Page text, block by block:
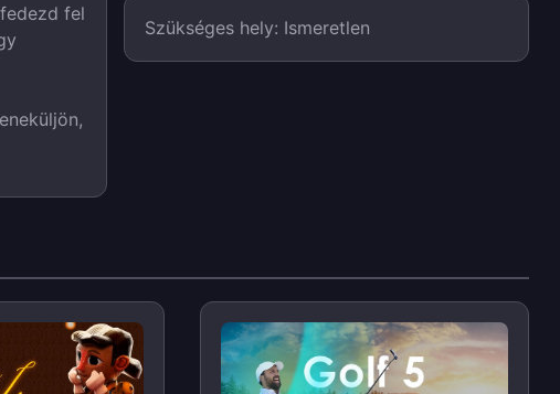
fel
Szükséges hely: Ismeretlen